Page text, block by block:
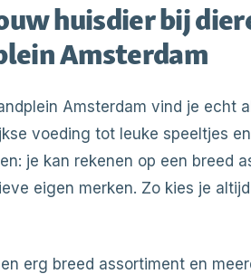
huisdier bij
Amsterdam
Amsterdam vind je echt
voeding tot leuke speeltjes
je kan rekenen op een breed
eigen merken. Zo kies je
erg breed assortiment en